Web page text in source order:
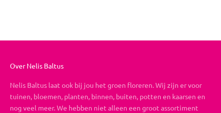
Over Nelis Baltus
Nelis Baltus laat ook bij jou het groen floreren. Wij zijn er voor
tuinen, bloemen, planten, binnen, buiten, potten en kaarsen en
nog veel meer. We hebben niet alleen een groot assortiment